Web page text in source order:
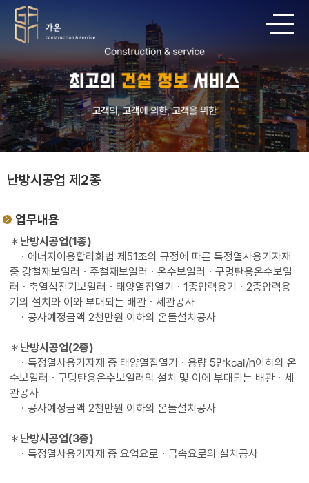
난방시공업 제2종
업무내용
＊ 난방시공업(1종)
ㆍ에너지이용합리화법 제51조의 규정에 따른 특정열사용기자재
중 강철재보일러ㆍ주철재보일러ㆍ온수보일러ㆍ구멍탄용온수보일
러ㆍ축열식전기보일러ㆍ태양열집열기ㆍ1종압력용기ㆍ2종압력용
기의 설치와 이와 부대되는 배관ㆍ세관공사
ㆍ공사예정금액 2천만원 이하의 온돌설치공사
＊ 난방시공업(2종)
ㆍ특정열사용기자재 중 태양열집열기ㆍ용량 5만k㎈/h이하의 온
수보일러ㆍ구멍탄용온수보일러의 설치 및 이에 부대되는 배관ㆍ세
관공사
ㆍ공사예정금액 2천만원 이하의 온돌설치공사
＊ 난방시공업(3종)
ㆍ특정열사용기자재 중 요업요로ㆍ금속요로의 설치공사